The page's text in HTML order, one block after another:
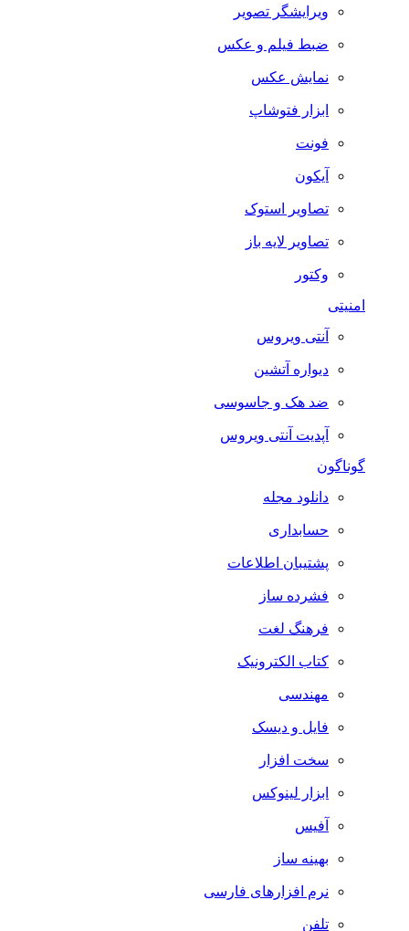
ویرایشگر تصویر
ضبط فيلم و عكس
نمایش عکس
ابزار فتوشاپ
فونت
آیکون
تصاویر استوک
تصاویر لایه باز
وکتور
امنیتی
آنتی ویروس
دیواره آتشین
ضد هک و جاسوسی
آپدیت آنتی ویروس
گوناگون
دانلود مجله
حسابداری
پشتیبان اطلاعات
فشرده ساز
فرهنگ لغت
کتاب الکترونیک
مهندسی
فایل و دیسک
سخت افزار
ابزار لینوکس
آفیس
بهینه ساز
نرم افزارهای فارسی
تلفن